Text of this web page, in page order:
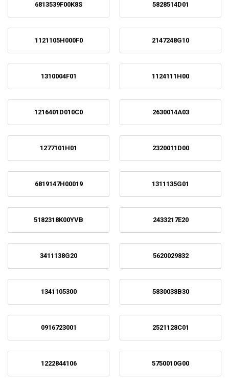
6813539F00K8S 5828514D01
1121105H000F0 2147248G10
1310004F01 1124111H00
1216401D010C0 2630014A03
1277101H01 2320011D00
6819147H00019 1311135G01
5182318K00YVB 2433217E20
3411138G20 5620029832
1341105300 5830038B30
0916723001 2521128C01
1222844106 5750010G00